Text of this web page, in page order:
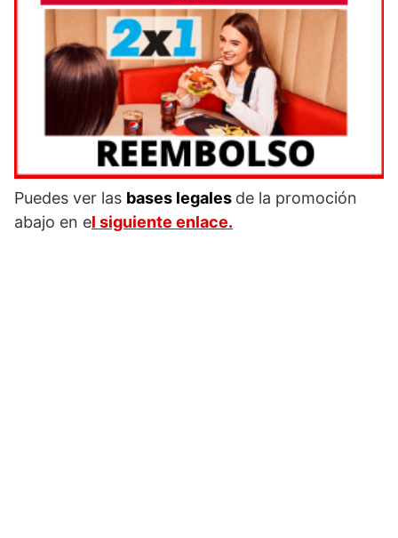
Puedes ver las bases legales de la promoción
abajo en el siguiente enlace.